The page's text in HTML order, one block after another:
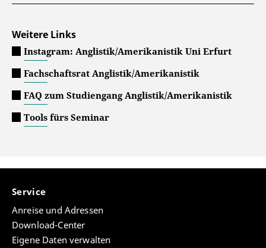
Weitere Links
Instagram: Anglistik/Amerikanistik Uni Erfurt
Fachschaftsrat Anglistik/Amerikanistik
FAQ zum Studiengang Anglistik/Amerikanistik
Tools fürs Seminar
Service
Anreise und Adressen
Download-Center
Eigene Daten verwalten